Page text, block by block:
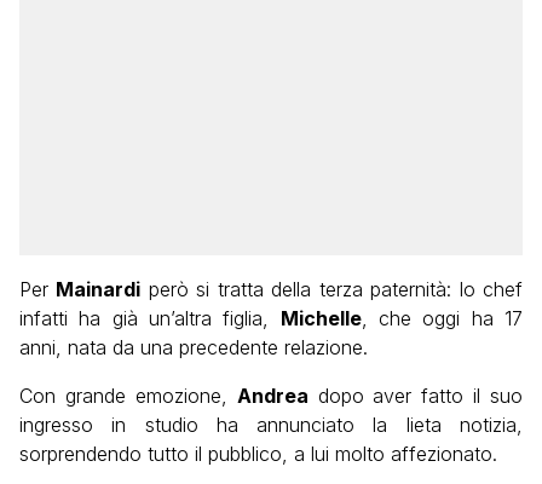
Per Mainardi però si tratta della terza paternità: lo chef
infatti ha già un’altra figlia, Michelle, che oggi ha 17
anni, nata da una precedente relazione.
Con grande emozione, Andrea dopo aver fatto il suo
ingresso in studio ha annunciato la lieta notizia,
sorprendendo tutto il pubblico, a lui molto affezionato.